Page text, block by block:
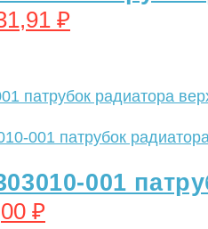
₽
001
₽